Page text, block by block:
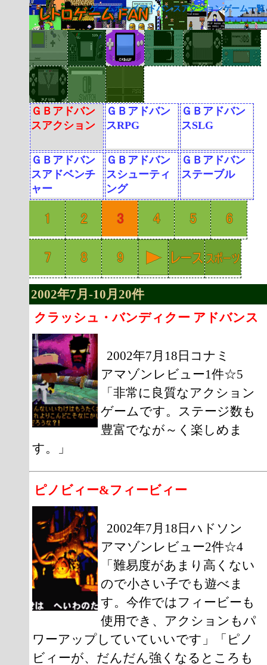
ゲームボーイアドバンスアクションゲーム一覧
ＧＢアドバン
スアクション
ＧＢアドバン
スRPG
ＧＢアドバン
スSLG
ＧＢアドバン
スアドベンチ
ャー
ＧＢアドバン
スシューティ
ング
ＧＢアドバン
ステーブル
2002年7月-10月20件
クラッシュ・バンディクー アドバンス
2002年7月18日コナミ
アマゾンレビュー1件☆5
「非常に良質なアクション
ゲームです。ステージ数も
豊富でなが～く楽しめま
す。」
ピノビィー&フィービィー
2002年7月18日ハドソン
アマゾンレビュー2件☆4
「難易度があまり高くない
ので小さい子でも遊べま
す。今作ではフィービーも
使用でき、アクションもパ
ワーアップしていていいです」「ピノ
ビィーが、だんだん強くなるところも